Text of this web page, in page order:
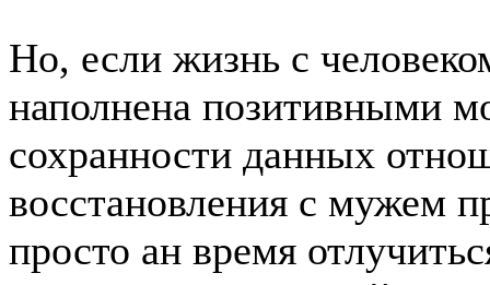
Но, если жизнь с
наполнена позитивными
сохранности данных
восстановления с мужем
просто ан время